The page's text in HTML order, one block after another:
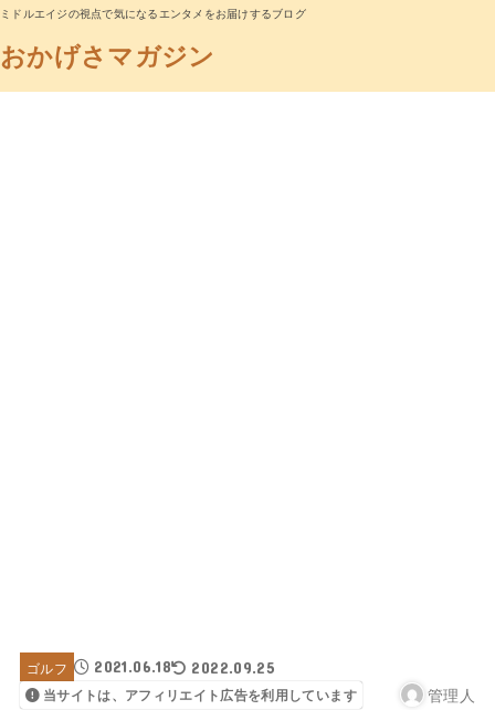
ミドルエイジの視点で気になるエンタメをお届けするブログ
おかげさマガジン
ゴルフ 2021.06.18
2022.09.25
当サイトは、アフィリエイト広告を利用しています
管理人